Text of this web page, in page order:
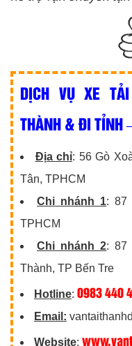
DỊCH VỤ XE
THÀNH & ĐI TỈNH
Địa chỉ: 56 Gò
Tân, TPHCM
Chi nhánh 1: 87
TPHCM
Chi nhánh 2: 87
Thành, TP Bến Tre
Hotline: 0983 440
Email:
Website: